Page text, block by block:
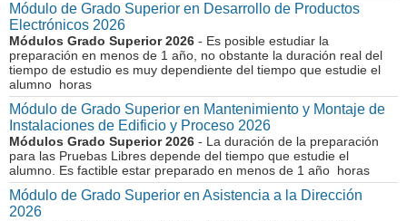
Módulo de Grado Superior en Desarrollo de Productos
Electrónicos 2026
Módulos Grado Superior 2026 - Es posible estudiar la
preparación en menos de 1 año, no obstante la duración real del
tiempo de estudio es muy dependiente del tiempo que estudie el
alumno horas
Módulo de Grado Superior en Mantenimiento y Montaje de
Instalaciones de Edificio y Proceso 2026
Módulos Grado Superior 2026 - La duración de la preparación
para las Pruebas Libres depende del tiempo que estudie el
alumno. Es factible estar preparado en menos de 1 año horas
Módulo de Grado Superior en Asistencia a la Dirección
2026